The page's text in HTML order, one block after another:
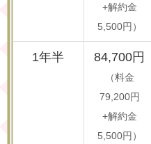
+解約金
5,500円）
1年半 84,700円
（料金
79,200円
+解約金
5,500円）